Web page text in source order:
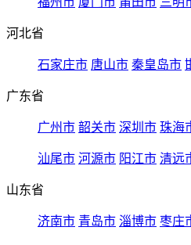
河北省
石家庄市 唐山市 秦皇岛市
广东省
广州市 韶关市 深圳市 珠海
汕尾市 河源市 阳江市 清远
山东省
济南市 青岛市 淄博市 枣庄